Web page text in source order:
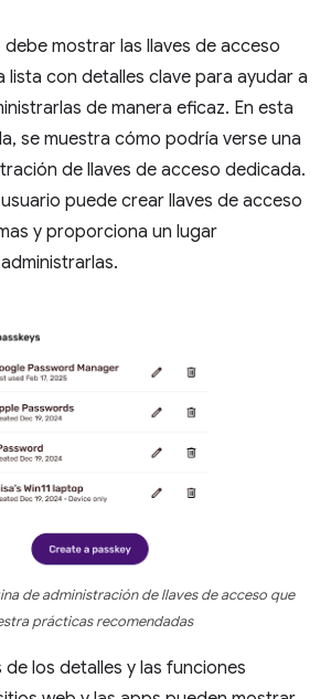
mostrar las llaves de acceso
lista con detalles clave para ayudar a
de manera eficaz. En esta
se muestra cómo podría verse una
de llaves de acceso dedicada.
puede crear llaves de acceso
y proporciona un lugar
de administración de llaves de acceso que
prácticas recomendadas
los detalles y las funciones